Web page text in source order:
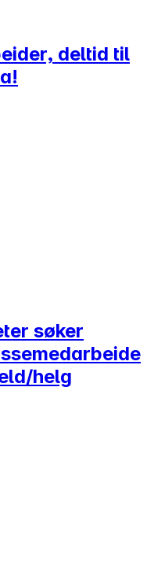
deltid til
søker
helg